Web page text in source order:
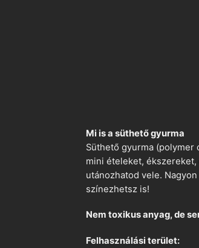
Mi is a süthető gyurma
Süthető gyurma (polymer
mini ételeket, ékszereket,
utánozhatod vele.
színezhetsz is!
Nem toxikus anyag, de
Felhasználási terület: